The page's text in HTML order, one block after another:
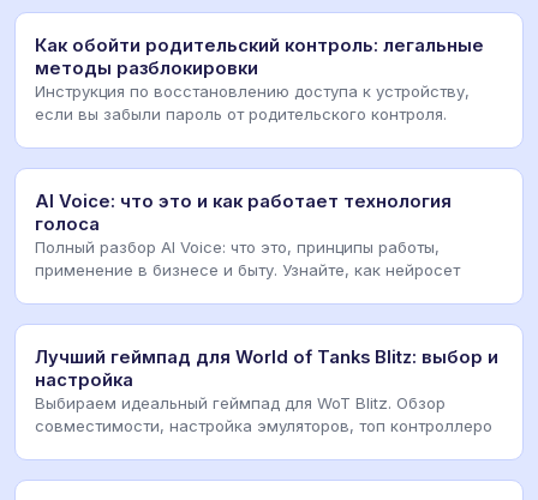
Как обойти родительский контроль: легальные
методы разблокировки
Инструкция по восстановлению доступа к устройству,
если вы забыли пароль от родительского контроля.
AI Voice: что это и как работает технология
голоса
Полный разбор AI Voice: что это, принципы работы,
применение в бизнесе и быту. Узнайте, как нейросет
Лучший геймпад для World of Tanks Blitz: выбор и
настройка
Выбираем идеальный геймпад для WoT Blitz. Обзор
совместимости, настройка эмуляторов, топ контроллеро